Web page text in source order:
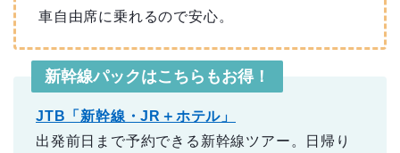
車自由席に乗れるので安心。
新幹線パックはこちらもお得！
JTB「新幹線・JR＋ホテル」
出発前日まで予約できる新幹線ツアー。日帰り